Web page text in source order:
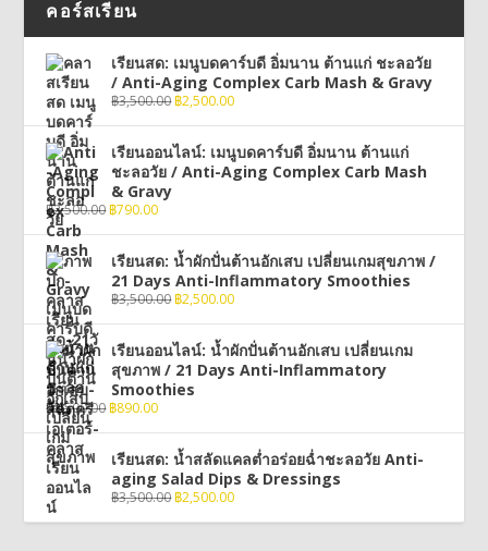
คอร์สเรียน
เรียนสด: เมนูบดคาร์บดี อิ่มนาน ต้านแก่ ชะลอวัย
/ Anti-Aging Complex Carb Mash & Gravy
฿3,500.00฿2,500.00
เรียนออนไลน์: เมนูบดคาร์บดี อิ่มนาน ต้านแก่
ชะลอวัย / Anti-Aging Complex Carb Mash
& Gravy
฿2,500.00฿790.00
เรียนสด: น้ำผักปั่นต้านอักเสบ เปลี่ยนเกมสุขภาพ /
21 Days Anti-Inflammatory Smoothies
฿3,500.00฿2,500.00
เรียนออนไลน์: น้ำผักปั่นต้านอักเสบ เปลี่ยนเกม
สุขภาพ / 21 Days Anti-Inflammatory
Smoothies
฿2,500.00฿890.00
เรียนสด: น้ำสลัดแคลต่ำอร่อยฉ่ำชะลอวัย Anti-
aging Salad Dips & Dressings
฿3,500.00฿2,500.00